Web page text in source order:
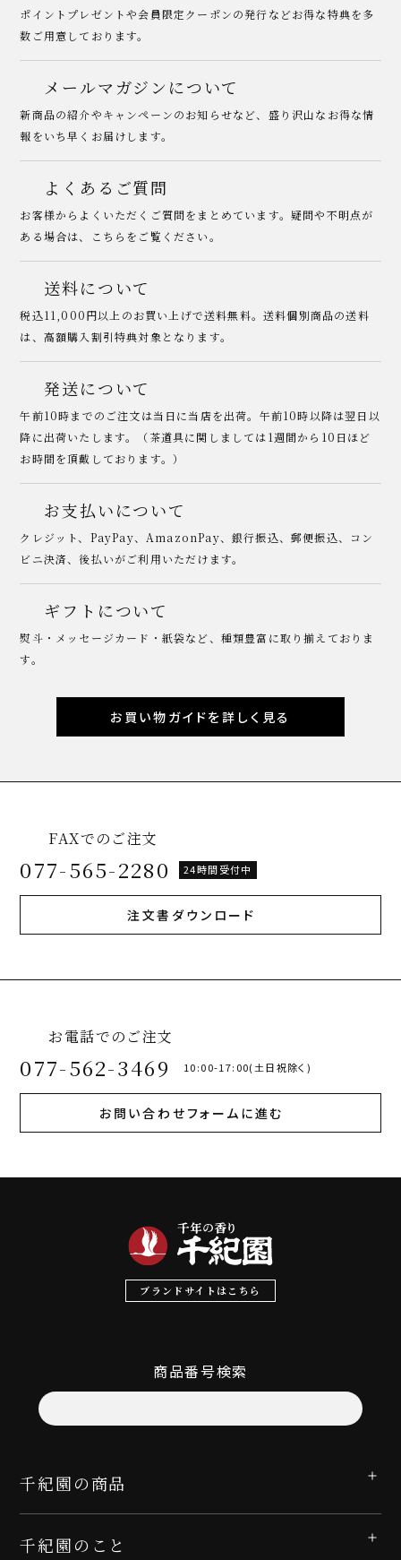
ポイントプレゼントや会員限定クーポンの発行などお得な特典を多
数ご用意しております。
メールマガジンについて
新商品の紹介やキャンペーンのお知らせなど、盛り沢山なお得な情
報をいち早くお届けします。
よくあるご質問
お客様からよくいただくご質問をまとめています。疑問や不明点が
ある場合は、こちらをご覧ください。
送料について
税込11,000円以上のお買い上げで送料無料。送料個別商品の送料
は、高額購入割引特典対象となります。
発送について
午前10時までのご注文は当日に当店を出荷。午前10時以降は翌日以
降に出荷いたします。（茶道具に関しましては1週間から10日ほど
お時間を頂戴しております。）
お支払いについて
クレジット、PayPay、AmazonPay、銀行振込、郵便振込、コン
ビニ決済、後払いがご利用いただけます。
ギフトについて
熨斗・メッセージカード・紙袋など、種類豊富に取り揃えておりま
す。
お買い物ガイドを詳しく見る
FAXでのご注文
077-565-2280 24時間受付中
注文書ダウンロード
お電話でのご注文
077-562-3469 10:00-17:00(土日祝除く)
お問い合わせフォームに進む
ブランドサイトはこちら
商品番号検索
千紀園の商品
千紀園のこと